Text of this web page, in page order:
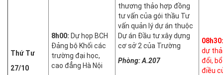
Thứ Tư
27/10
8h00: Dự họp BCH
Đảng bộ Khối các
trường đại học,
cao đẳng Hà Nội
thương thảo hợp đồng
tư vấn của gói thầu Tư
vấn quản lý dự án thuộc
Dự án Đầu tư xây dựng
cơ sở 2 của Trường
Phòng: A.207
08h30:
dự
đổi,
điều